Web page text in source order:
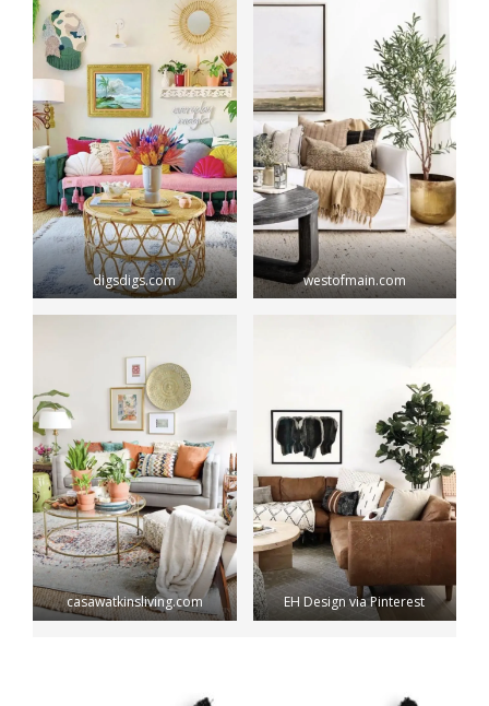
digsdigs.com westofmain.com
casawatkinsliving.com EH Design via Pinterest